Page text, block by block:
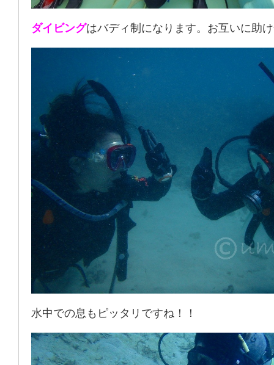
ダイビングはバディ制になります。お互いに助
水中での息もピッタリですね！！